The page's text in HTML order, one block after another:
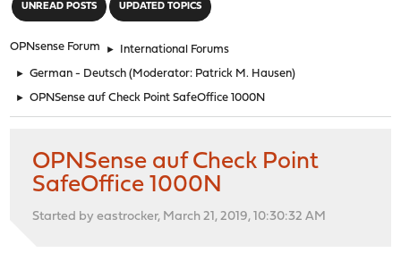
UNREAD POSTS UPDATED TOPICS
OPNsense Forum ► International Forums
► German - Deutsch (Moderator: Patrick M. Hausen)
► OPNSense auf Check Point SafeOffice 1000N
OPNSense auf Check Point
SafeOffice 1000N
Started by eastrocker, March 21, 2019, 10:30:32 AM